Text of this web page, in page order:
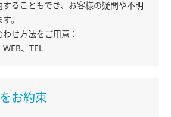
ることもでき、お客様の疑問や不明
。
せ方法をご用意：
、TEL
お約束